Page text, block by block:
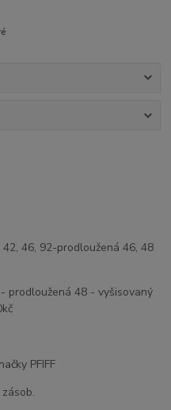
46, 92-prodloužená 46, 48
- vyšisovaný